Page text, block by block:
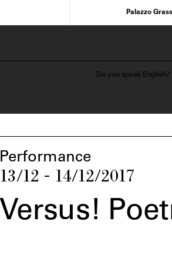
Palazzo
Do you speak English?
Performance
13/12 - 14/12/2017
Versus!